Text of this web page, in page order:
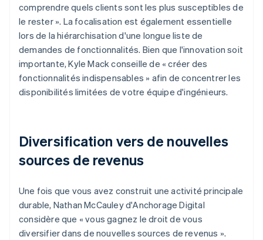
comprendre quels clients sont les plus susceptibles de
le rester ». La focalisation est également essentielle
lors de la hiérarchisation d'une longue liste de
demandes de fonctionnalités. Bien que l'innovation soit
importante, Kyle Mack conseille de « créer des
fonctionnalités indispensables » afin de concentrer les
disponibilités limitées de votre équipe d'ingénieurs.
Diversification vers de nouvelles
sources de revenus
Une fois que vous avez construit une activité principale
durable, Nathan McCauley d'Anchorage Digital
considère que « vous gagnez le droit de vous
diversifier dans de nouvelles sources de revenus ».